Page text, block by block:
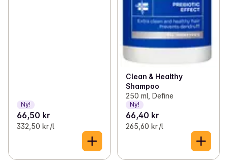
Ny!
66,50 kr
332,50 kr /l
Clean & Healthy
Shampoo
250 ml, Define
Ny!
66,40 kr
265,60 kr /l